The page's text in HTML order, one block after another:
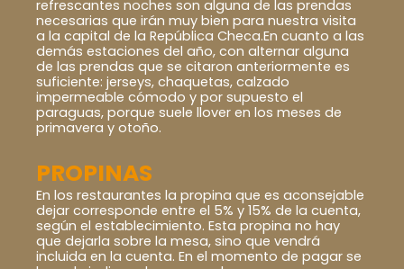
refrescantes noches son alguna de las prendas
necesarias que irán muy bien para nuestra visita
a la capital de la República Checa.En cuanto a las
demás estaciones del año, con alternar alguna
de las prendas que se citaron anteriormente es
suficiente: jerseys, chaquetas, calzado
impermeable cómodo y por supuesto el
paraguas, porque suele llover en los meses de
primavera y otoño.
PROPINAS
En los restaurantes la propina que es aconsejable
dejar corresponde entre el 5% y 15% de la cuenta,
según el establecimiento. Esta propina no hay
que dejarla sobre la mesa, sino que vendrá
incluida en la cuenta. En el momento de pagar se